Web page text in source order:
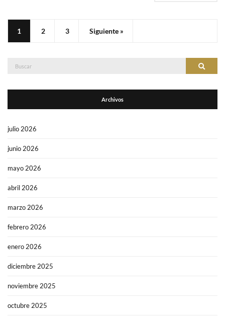
1 2 3 Siguiente »
Buscar: Buscar
Archivos
julio 2026
junio 2026
mayo 2026
abril 2026
marzo 2026
febrero 2026
enero 2026
diciembre 2025
noviembre 2025
octubre 2025